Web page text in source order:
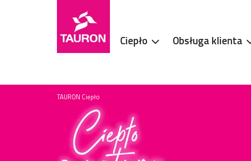
Ciepło Obsługa klienta
TAURON Ciepło